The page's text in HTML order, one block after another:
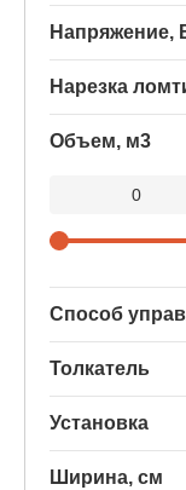
Напряжение,
Нарезка
Объем, м3
Способ
Толкатель
Установка
Ширина, см